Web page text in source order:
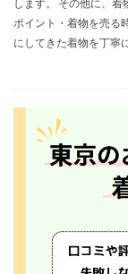
します。 その他に、
ポイント・着物を売る
にしてきた着物を丁寧